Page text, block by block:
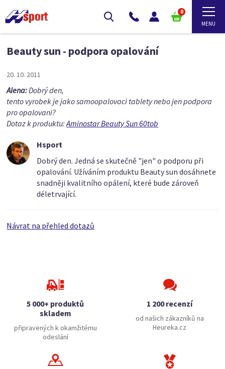
0
Beauty sun - podpora opalování
20. 10. 2011
Alena:Dobrý den,
tento vyrobek je jako samoopalovaci tablety nebo jen podpora
pro opalovani?
Dotaz k produktu:Aminostar Beauty Sun 60tob
Hsport
Dobrý den. Jedná se skutečně "jen" o podporu při
opalování. Užíváním produktu Beauty sun dosáhnete
snadněji kvalitního opálení, které bude zároveň
déletrvající.
Návrat na přehled dotazů
5 000+ produktů
skladem
připravených k okamžitému
odeslání
1 200 recenzí
od našich zákazníků na
Heureka.cz